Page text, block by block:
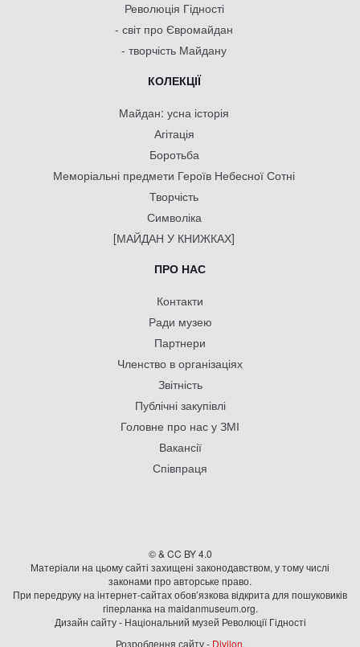
Революція Гідності
- світ про Євромайдан
- творчість Майдану
КОЛЕКЦІЇ
Майдан: усна історія
Агітація
Боротьба
Меморіальні предмети Героїв Небесної Сотні
Творчість
Символіка
[МАЙДАН У КНИЖКАХ]
ПРО НАС
Контакти
Ради музею
Партнери
Членство в організаціях
Звітність
Публічні закупівлі
Головне про нас у ЗМІ
Вакансії
Співпраця
© & CC BY 4.0
Матеріали на цьому сайті захищені законодавством, у тому числі
законами про авторське право.
При передруку на iнтернет-сайтах обов’язкова відкрита для пошуковиків
гiперланка на maidanmuseum.org.
Дизайн сайту - Національний музей Революції Гідності
Розроблення сайту - Divilon.